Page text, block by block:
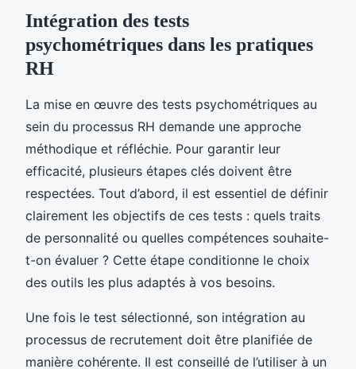
Intégration des tests
psychométriques dans les pratiques
RH
La mise en œuvre des tests psychométriques au
sein du processus RH demande une approche
méthodique et réfléchie. Pour garantir leur
efficacité, plusieurs étapes clés doivent être
respectées. Tout d’abord, il est essentiel de définir
clairement les objectifs de ces tests : quels traits
de personnalité ou quelles compétences souhaite-
t-on évaluer ? Cette étape conditionne le choix
des outils les plus adaptés à vos besoins.
Une fois le test sélectionné, son intégration au
processus de recrutement doit être planifiée de
manière cohérente. Il est conseillé de l’utiliser à un